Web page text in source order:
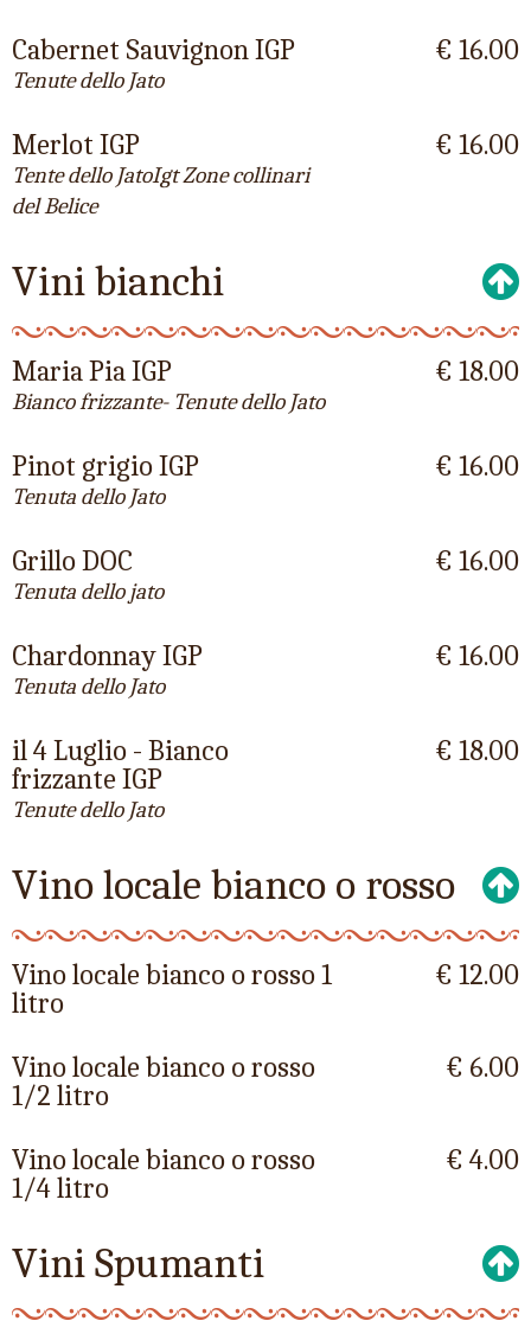
Cabernet Sauvignon IGP
Tenute dello Jato
€ 16.00
Merlot IGP
Tente dello JatoIgt Zone collinari
del Belice
€ 16.00
Vini bianchi
Maria Pia IGP
Bianco frizzante- Tenute dello Jato
€ 18.00
Pinot grigio IGP
Tenuta dello Jato
€ 16.00
Grillo DOC
Tenuta dello jato
€ 16.00
Chardonnay IGP
Tenuta dello Jato
€ 16.00
il 4 Luglio - Bianco
frizzante IGP
Tenute dello Jato
€ 18.00
Vino locale bianco o rosso
Vino locale bianco o rosso 1
litro
€ 12.00
Vino locale bianco o rosso
1/2 litro
€ 6.00
Vino locale bianco o rosso
1/4 litro
€ 4.00
Vini Spumanti